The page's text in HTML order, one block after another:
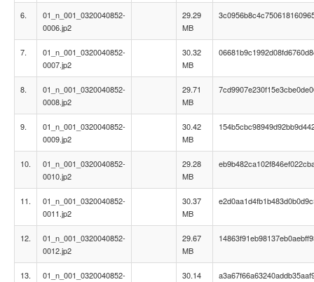
6.
01_n_001_0320040852-
0006.jp2
29.29
MB
7.
01_n_001_0320040852-
0007.jp2
30.32
MB
8.
01_n_001_0320040852-
0008.jp2
29.71
MB
9.
01_n_001_0320040852-
0009.jp2
30.42
MB
10.
01_n_001_0320040852-
0010.jp2
29.28
MB
11.
01_n_001_0320040852-
0011.jp2
30.37
MB
12.
01_n_001_0320040852-
0012.jp2
29.67
MB
13.
01_n_001_0320040852-
30.14